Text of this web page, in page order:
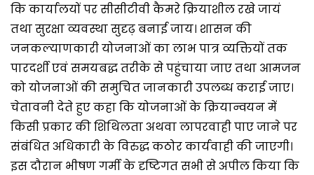
कि कार्यालयों पर सीसीटीवी कैमरे क्रियाशील रखे जायं
तथा सुरक्षा व्यवस्था सुदृढ़ बनाई जाय। शासन की
जनकल्याणकारी योजनाओं का लाभ पात्र व्यक्तियों तक
पारदर्शी एवं समयबद्ध तरीके से पहुंचाया जाए तथा आमजन
को योजनाओं की समुचित जानकारी उपलब्ध कराई जाए।
चेतावनी देते हुए कहा कि योजनाओं के क्रियान्वयन में
किसी प्रकार की शिथिलता अथवा लापरवाही पाए जाने पर
संबंधित अधिकारी के विरुद्ध कठोर कार्यवाही की जाएगी।
इस दौरान भीषण गर्मी के दृष्टिगत सभी से अपील किया कि